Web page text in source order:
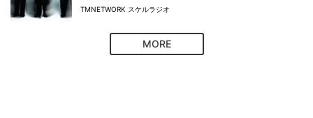
TMNETWORK スケルラジオ
MORE